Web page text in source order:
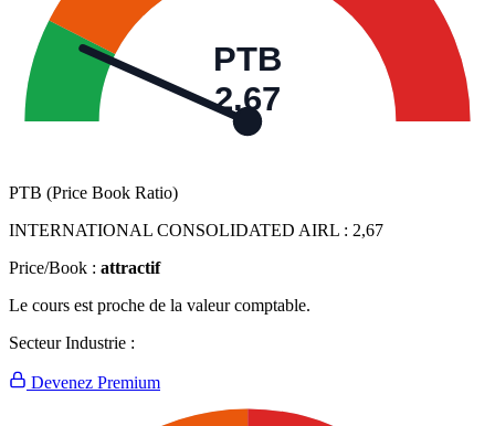
PTB
2,67
PTB (Price Book Ratio)
INTERNATIONAL CONSOLIDATED AIRL : 2,67
Price/Book : attractif
Le cours est proche de la valeur comptable.
Secteur Industrie :
Devenez Premium